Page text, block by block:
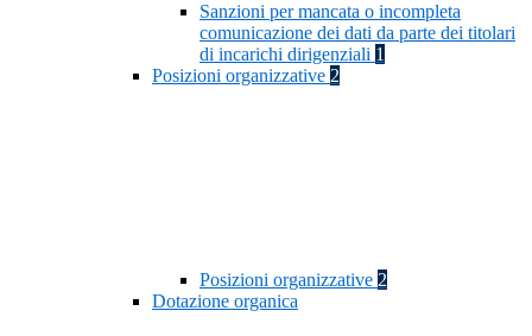
Sanzioni per mancata o incompleta
comunicazione dei dati da parte dei titolari
di incarichi dirigenziali 1
Posizioni organizzative 2
Posizioni organizzative 2
Dotazione organica